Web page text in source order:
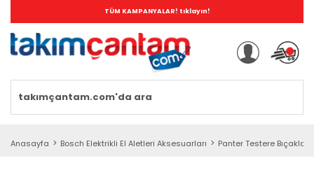
TÜM KAMPANYALAR! tıklayın!
Anasayfa Bosch Elektrikli El Aletleri Aksesuarları Panter Testere Bıçakları